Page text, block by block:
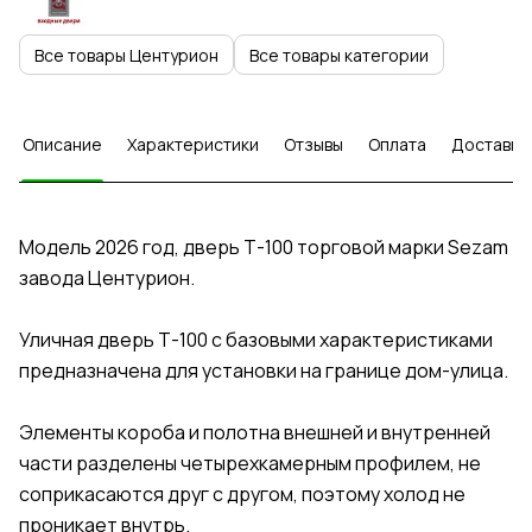
Все товары Центурион Все товары категории
Описание Характеристики Отзывы Оплата Доставка
Модель 2026 год, дверь Т-100 торговой марки Sezam
завода Центурион.
Уличная дверь Т-100 с базовыми характеристиками
предназначена для установки на границе дом-улица.
Элементы короба и полотна внешней и внутренней
части разделены четырехкамерным профилем, не
соприкасаются друг с другом, поэтому холод не
проникает внутрь.